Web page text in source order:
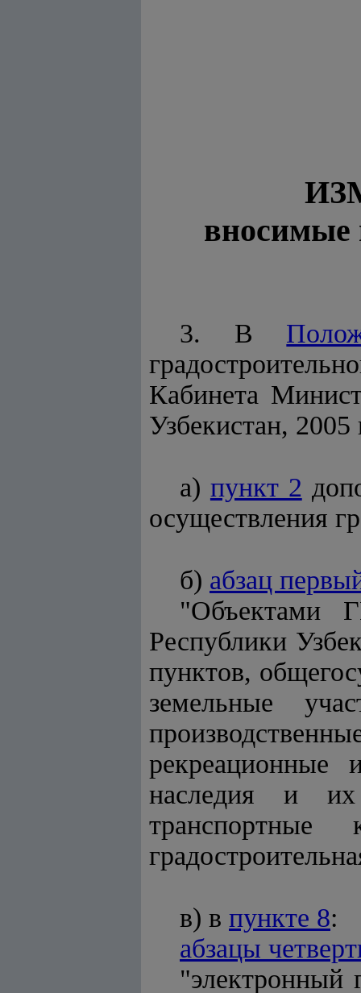
вносимые
3. В
Кабинета
Узбекистан, 2005
а) пункт 2
осуществления
б) абзац
"Объектами
Республики
пунктов,
земельные
рекреационные
наследия и
транспортные
в) в пункте 8:
абзацы
"электронный